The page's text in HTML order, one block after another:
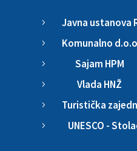
5 Javna ustanova
5 Komunalno
5 Sajam HPM
5 Vlada HNŽ
5 Turistička
5 UNESCO -